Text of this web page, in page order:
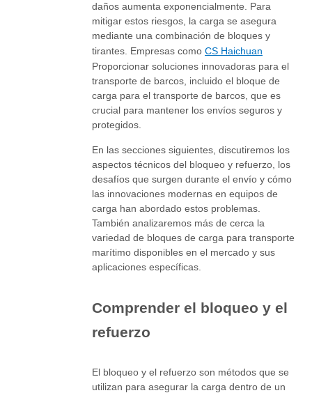
daños aumenta exponencialmente. Para
mitigar estos riesgos, la carga se asegura
mediante una combinación de bloques y
tirantes. Empresas como CS Haichuan
Proporcionar soluciones innovadoras para el
transporte de barcos, incluido el bloque de
carga para el transporte de barcos, que es
crucial para mantener los envíos seguros y
protegidos.
En las secciones siguientes, discutiremos los
aspectos técnicos del bloqueo y refuerzo, los
desafíos que surgen durante el envío y cómo
las innovaciones modernas en equipos de
carga han abordado estos problemas.
También analizaremos más de cerca la
variedad de bloques de carga para transporte
marítimo disponibles en el mercado y sus
aplicaciones específicas.
Comprender el bloqueo y el
refuerzo
El bloqueo y el refuerzo son métodos que se
utilizan para asegurar la carga dentro de un